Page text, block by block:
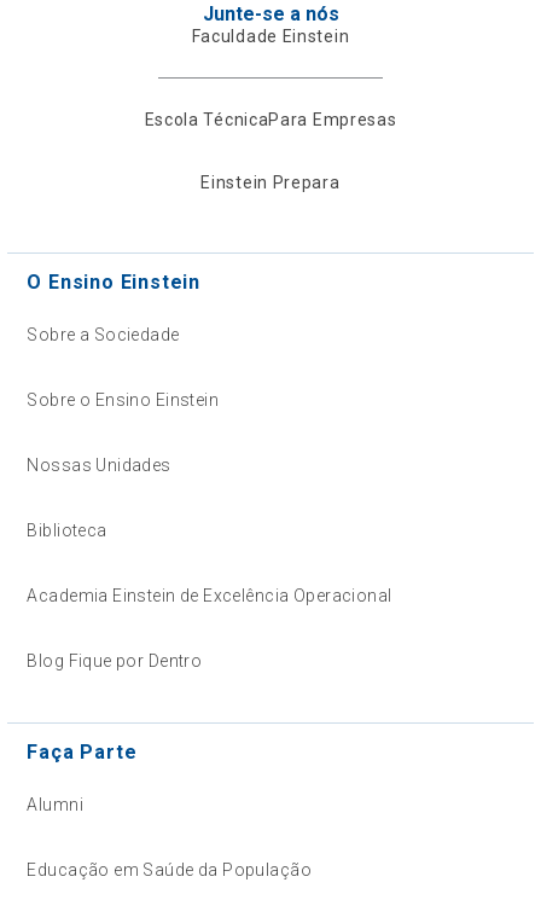
Junte-se a nós
Faculdade Einstein
Escola TécnicaPara Empresas
Einstein Prepara
O Ensino Einstein
Sobre a Sociedade
Sobre o Ensino Einstein
Nossas Unidades
Biblioteca
Academia Einstein de Excelência Operacional
Blog Fique por Dentro
Faça Parte
Alumni
Educação em Saúde da População